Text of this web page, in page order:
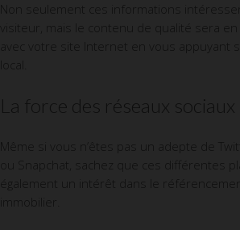
Non seulement ces informations
visiteur, mais le contenu de qualité sera en
avec votre site Internet en vous appuyant
La force des réseaux sociaux
Même si vous n’êtes pas un adepte de
ou Snapchat, sachez que ces différentes
également un intérêt dans le